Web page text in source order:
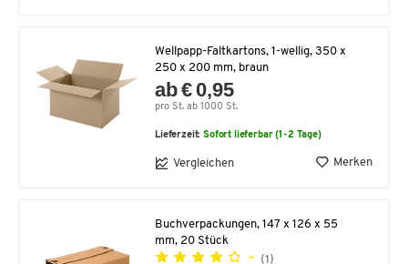
Wellpapp-Faltkartons, 1-wellig, 350 x
250 x 200 mm, braun
ab € 0,95
pro St. ab 1000 St.
Lieferzeit:Sofort lieferbar (1-2 Tage)
Vergleichen Merken
Buchverpackungen, 147 x 126 x 55
mm, 20 Stück
(1)